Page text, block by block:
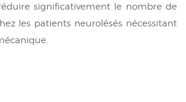
significativement le nombre de
les patients neurolésés nécessitant